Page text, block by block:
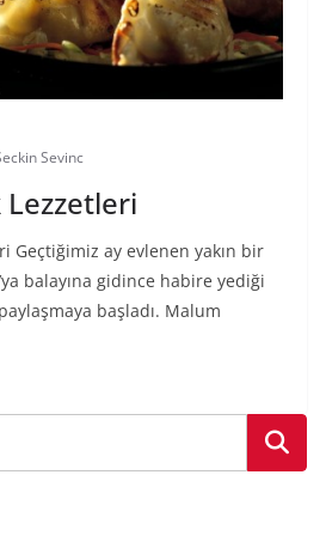
Sevinc
Lezzetleri
Geçtiğimiz ay evlenen yakın bir
balayına gidince habire yediği
başladı. Malum